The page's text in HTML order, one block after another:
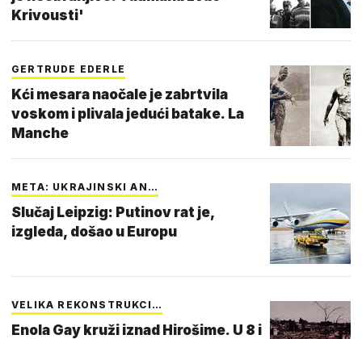
Krivousti'
GERTRUDE EDERLE
Kći mesara naočale je zabrtvila
voskom i plivala jedući batake. La
Manche
META: UKRAJINSKI AN…
Slučaj Leipzig: Putinov rat je,
izgleda, došao u Europu
VELIKA REKONSTRUKCI…
Enola Gay kruži iznad Hirošime. U 8 i